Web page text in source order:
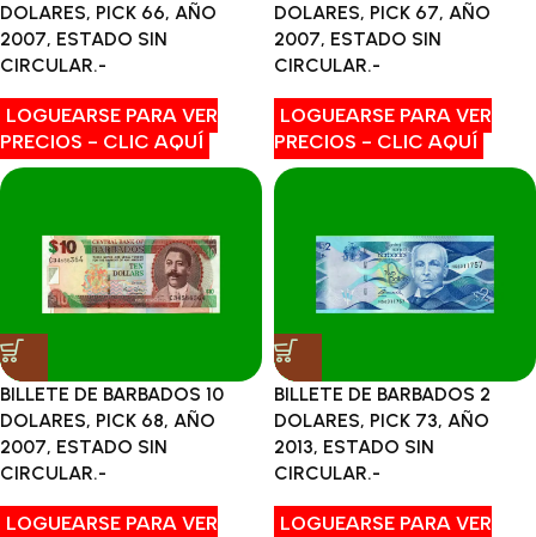
DOLARES, PICK 66, AÑO
2007, ESTADO SIN
CIRCULAR.-
LOGUEARSE PARA VER
PRECIOS - CLIC AQUÍ
DOLARES, PICK 67, AÑO
2007, ESTADO SIN
CIRCULAR.-
LOGUEARSE PARA VER
PRECIOS - CLIC AQUÍ
BILLETE DE BARBADOS 10
DOLARES, PICK 68, AÑO
2007, ESTADO SIN
CIRCULAR.-
LOGUEARSE PARA VER
BILLETE DE BARBADOS 2
DOLARES, PICK 73, AÑO
2013, ESTADO SIN
CIRCULAR.-
LOGUEARSE PARA VER